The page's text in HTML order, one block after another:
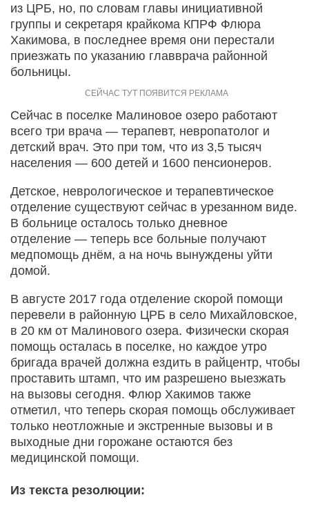
из ЦРБ, но, по словам главы инициативной
группы и секретаря крайкома КПРФ Флюра
Хакимова, в последнее время они перестали
приезжать по указанию главврача районной
больницы.
Сейчас в поселке Малиновое озеро работают
всего три врача — терапевт, невропатолог и
детский врач. Это при том, что из 3,5 тысяч
населения — 600 детей и 1600 пенсионеров.
Детское, неврологическое и терапевтическое
отделение существуют сейчас в урезанном виде.
В больнице осталось только дневное
отделение — теперь все больные получают
медпомощь днём, а на ночь вынуждены уйти
домой.
В августе 2017 года отделение скорой помощи
перевели в районную ЦРБ в село Михайловское,
в 20 км от Малинового озера. Физически скорая
помощь осталась в поселке, но каждое утро
бригада врачей должна ездить в райцентр, чтобы
проставить штамп, что им разрешено выезжать
на вызовы сегодня. Флюр Хакимов также
отметил, что теперь скорая помощь обслуживает
только неотложные и экстренные вызовы и в
выходные дни горожане остаются без
медицинской помощи.
Из текста резолюции: